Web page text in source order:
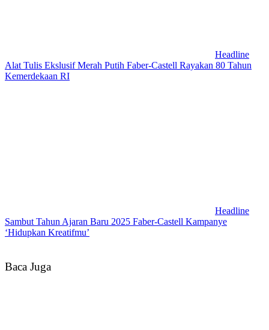
Headline
Alat Tulis Ekslusif Merah Putih Faber-Castell Rayakan 80 Tahun
Kemerdekaan RI
Headline
Sambut Tahun Ajaran Baru 2025 Faber-Castell Kampanye
‘Hidupkan Kreatifmu’
Baca Juga